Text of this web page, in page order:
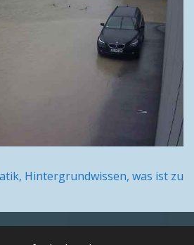
Hintergrundwissen, was ist zu